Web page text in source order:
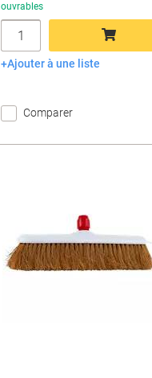
ouvrables
Quantité
Ajouter au panier
Ajouter à une liste
Comparer